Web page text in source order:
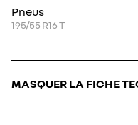
MASQUER LA FICHE
Pneus
195/55 R16 T